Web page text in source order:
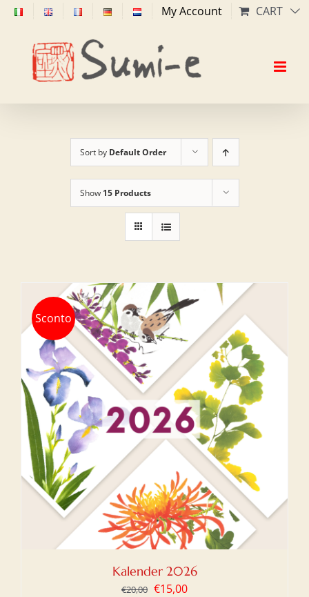
Skip
content
My Account CART
Sort by Default Order
Show 15 Products
Sconto
Kalender 2026
€20,00 Ursprünglicher
€15,00Aktueller